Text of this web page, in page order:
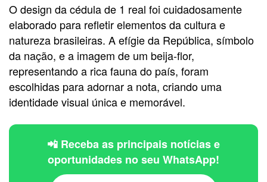
O design da cédula de 1 real foi cuidadosamente
elaborado para refletir elementos da cultura e
natureza brasileiras. A efígie da República, símbolo
da nação, e a imagem de um beija-flor,
representando a rica fauna do país, foram
escolhidas para adornar a nota, criando uma
identidade visual única e memorável.
📲 Receba as principais notícias e
oportunidades no seu WhatsApp!